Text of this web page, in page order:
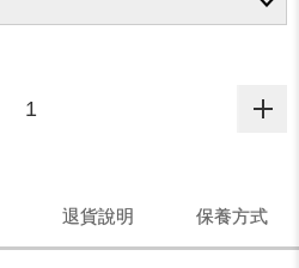
退貨說明 保養方式